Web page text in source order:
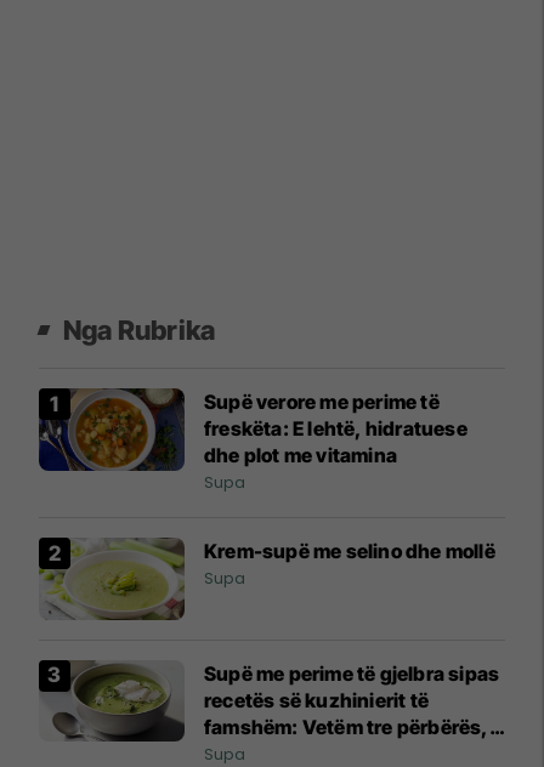
Nga Rubrika
Supë verore me perime të
freskëta: E lehtë, hidratuese
dhe plot me vitamina
Supa
Krem-supë me selino dhe mollë
Supa
Supë me perime të gjelbra sipas
recetës së kuzhinierit të
famshëm: Vetëm tre përbërës,
shije magjepsëse!
Supa